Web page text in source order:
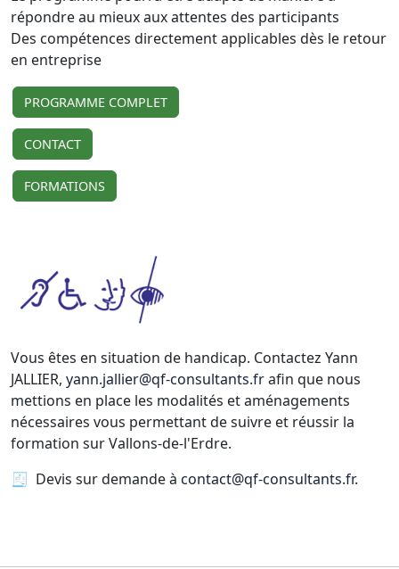
répondre au mieux aux attentes des participants
Des compétences directement applicables dès le retour
en entreprise
PROGRAMME COMPLET
CONTACT
FORMATIONS
Vous êtes en situation de handicap. Contactez Yann
JALLIER, yann.jallier@qf-consultants.frafin que nous
mettions en place les modalités et aménagements
nécessaires vous permettant de suivre et réussir la
formation sur Vallons-de-l'Erdre.
🧾 Devis sur demande à contact@qf-consultants.fr.